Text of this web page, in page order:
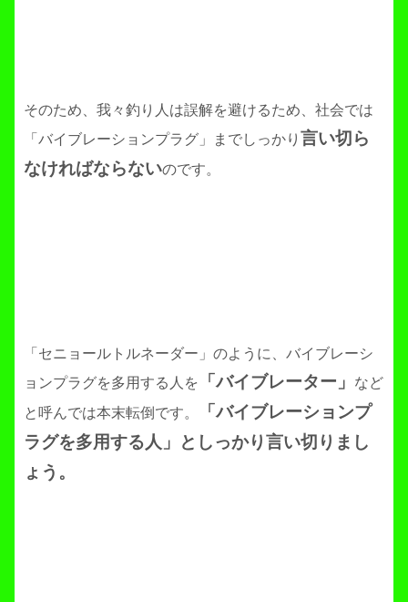
そのため、我々釣り人は誤解を避けるため、社会では
「バイブレーションプラグ」までしっかり 言い切ら
なければならないのです。
「セニョールトルネーダー」のように、 バイブレーシ
ョンプラグを多用する人 を 「バイブレーター」
など
と呼んでは本末転倒です。
「バイブレーションプ
ラグを多用する人」としっかり言い切りまし
ょう。